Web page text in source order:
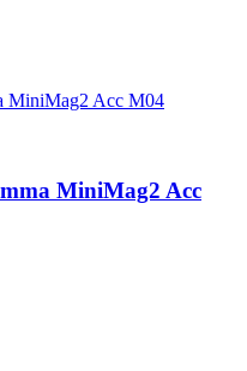
MiniMag2 Acc